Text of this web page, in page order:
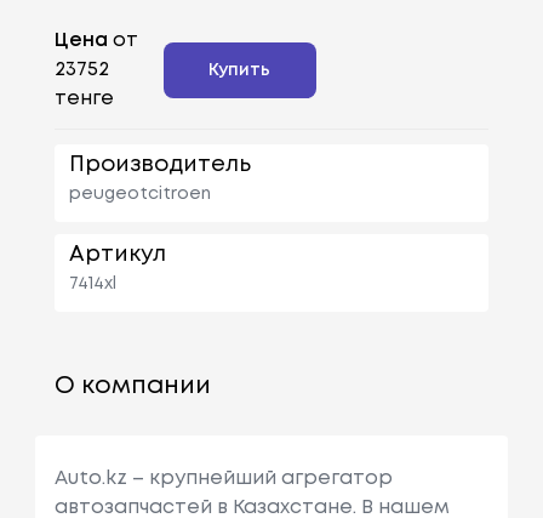
Цена от
23752
тенге
Купить
Производитель
peugeotcitroen
Артикул
7414xl
О компании
Auto.kz – крупнейший агрегатор
автозапчастей в Казахстане. В нашем